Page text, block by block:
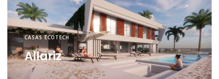
CASAS ECOTECH
Allariz